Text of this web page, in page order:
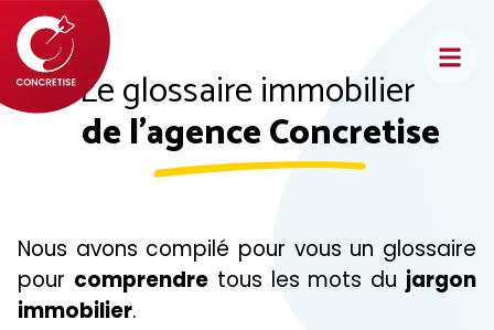
Aller
au
contenu Le glossaire immobilier
de l'agence Concretise
Nous avons compilé pour vous un glossaire
pour comprendretous les mots du jargon
immobilier.